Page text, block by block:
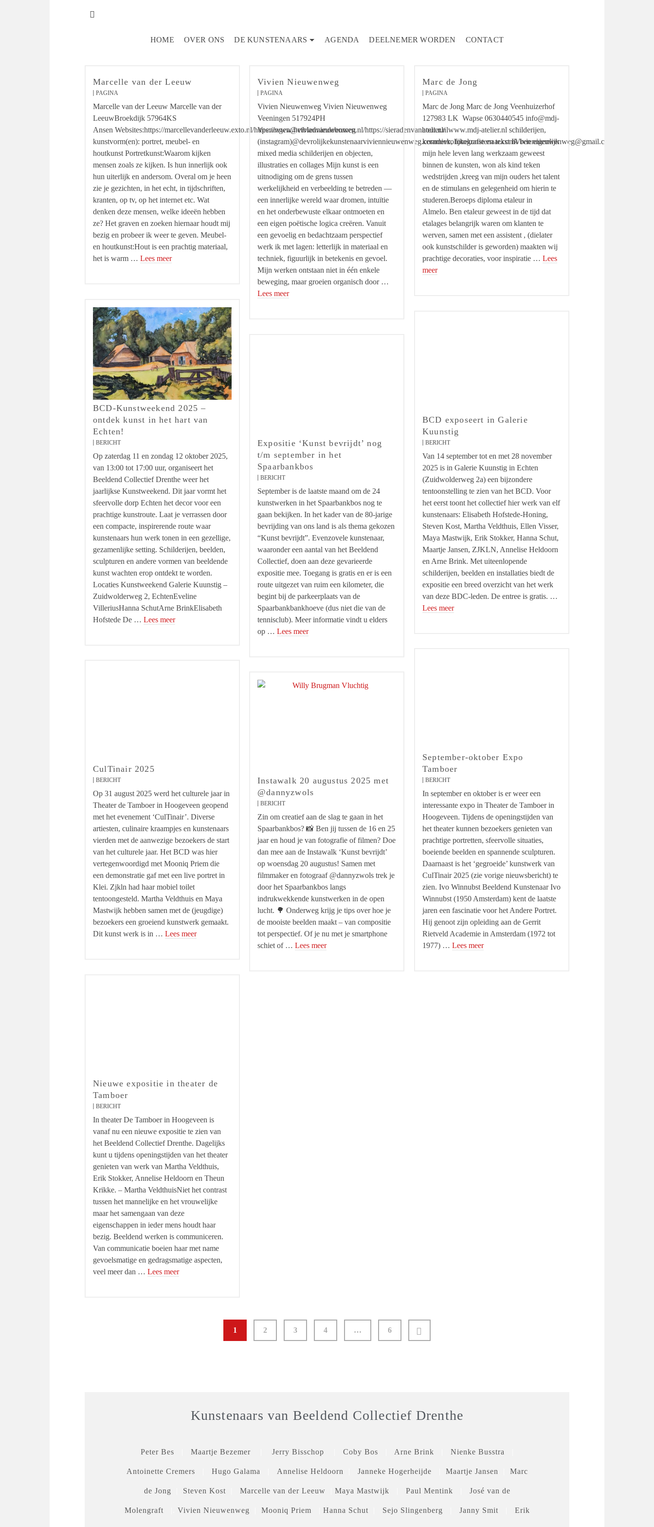
HOME OVER ONS DE KUNSTENAARS AGENDA DEELNEMER WORDEN CONTACT
Marcelle van der Leeuw
PAGINA
Marcelle van der Leeuw Marcelle van der
LeeuwBroekdijk 57964KS
Ansen Websites:https://marcellevanderleeuw.exto.nl/https://www.hetbladvandebomen.nl/https://sieradenvanhout.nl/
kunstvorm(en): portret, meubel- en
houtkunst Portretkunst:Waarom kijken
mensen zoals ze kijken. Is hun innerlijk ook
hun uiterlijk en andersom. Overal om je heen
zie je gezichten, in het echt, in tijdschriften,
kranten, op tv, op het internet etc. Wat
denken deze mensen, welke ideeën hebben
ze? Het graven en zoeken hiernaar houdt mij
bezig en probeer ik weer te geven. Meubel-
en houtkunst:Hout is een prachtig materiaal,
het is warm … Lees meer
Vivien Nieuwenweg
PAGINA
Vivien Nieuwenweg Vivien Nieuwenweg
Veeningen 517924PH
Veeningen@viviennieuwenweg
(instagram)@devrolijkekunstenaarviviennieuwenweg.comdevrolijkekunstenaar.comViviennieuwenweg@gmail.com
mixed media schilderijen en objecten,
illustraties en collages Mijn kunst is een
uitnodiging om de grens tussen
werkelijkheid en verbeelding te betreden —
een innerlijke wereld waar dromen, intuïtie
en het onderbewuste elkaar ontmoeten en
een eigen poëtische logica creëren. Vanuit
een gevoelig en bedachtzaam perspectief
werk ik met lagen: letterlijk in materiaal en
techniek, figuurlijk in betekenis en gevoel.
Mijn werken ontstaan niet in één enkele
beweging, maar groeien organisch door …
Lees meer
Marc de Jong
PAGINA
Marc de Jong Marc de Jong Veenhuizerhof
127983 LK Wapse 0630440545 info@mdj-
atelier.nlwww.mdj-atelier.nl schilderijen,
keramiek, fotografie en tekst Ik ben eigenlijk
mijn hele leven lang werkzaam geweest
binnen de kunsten, won als kind teken
wedstrijden ,kreeg van mijn ouders het talent
en de stimulans en gelegenheid om hierin te
studeren.Beroeps diploma etaleur in
Almelo. Ben etaleur geweest in de tijd dat
etalages belangrijk waren om klanten te
werven, samen met een assistent , (dielater
ook kunstschilder is geworden) maakten wij
prachtige decoraties, voor inspiratie … Lees
meer
BCD-Kunstweekend 2025 –
ontdek kunst in het hart van
Echten!
BERICHT
Op zaterdag 11 en zondag 12 oktober 2025,
van 13:00 tot 17:00 uur, organiseert het
Beeldend Collectief Drenthe weer het
jaarlijkse Kunstweekend. Dit jaar vormt het
sfeervolle dorp Echten het decor voor een
prachtige kunstroute. Laat je verrassen door
een compacte, inspirerende route waar
kunstenaars hun werk tonen in een gezellige,
gezamenlijke setting. Schilderijen, beelden,
sculpturen en andere vormen van beeldende
kunst wachten erop ontdekt te worden.
Locaties Kunstweekend Galerie Kuunstig –
Zuidwolderweg 2, EchtenEveline
VilleriusHanna SchutArne BrinkElisabeth
Hofstede De … Lees meer
BCD exposeert in Galerie
Kuunstig
BERICHT
Van 14 september tot en met 28 november
2025 is in Galerie Kuunstig in Echten
(Zuidwolderweg 2a) een bijzondere
tentoonstelling te zien van het BCD. Voor
het eerst toont het collectief hier werk van elf
kunstenaars: Elisabeth Hofstede-Honing,
Steven Kost, Martha Veldthuis, Ellen Visser,
Maya Mastwijk, Erik Stokker, Hanna Schut,
Maartje Jansen, ZJKLN, Annelise Heldoorn
en Arne Brink. Met uiteenlopende
schilderijen, beelden en installaties biedt de
expositie een breed overzicht van het werk
van deze BDC-leden. De entree is gratis. …
Lees meer
Expositie ‘Kunst bevrijdt’ nog
t/m september in het
Spaarbankbos
BERICHT
September is de laatste maand om de 24
kunstwerken in het Spaarbankbos nog te
gaan bekijken. In het kader van de 80-jarige
bevrijding van ons land is als thema gekozen
“Kunst bevrijdt”. Evenzovele kunstenaar,
waaronder een aantal van het Beeldend
Collectief, doen aan deze gevarieerde
expositie mee. Toegang is gratis en er is een
route uitgezet van ruim een kilometer, die
begint bij de parkeerplaats van de
Spaarbankbankhoeve (dus niet die van de
tennisclub). Meer informatie vindt u elders
op … Lees meer
September-oktober Expo
Tamboer
BERICHT
In september en oktober is er weer een
interessante expo in Theater de Tamboer in
Hoogeveen. Tijdens de openingstijden van
het theater kunnen bezoekers genieten van
prachtige portretten, sfeervolle situaties,
boeiende beelden en spannende sculpturen.
Daarnaast is het ‘gegroeide’ kunstwerk van
CulTinair 2025 (zie vorige nieuwsbericht) te
zien. Ivo Winnubst Beeldend Kunstenaar Ivo
Winnubst (1950 Amsterdam) kent de laatste
jaren een fascinatie voor het Andere Portret.
Hij genoot zijn opleiding aan de Gerrit
Rietveld Academie in Amsterdam (1972 tot
1977) … Lees meer
CulTinair 2025
BERICHT
Op 31 august 2025 werd het culturele jaar in
Theater de Tamboer in Hoogeveen geopend
met het evenement ‘CulTinair’. Diverse
artiesten, culinaire kraampjes en kunstenaars
vierden met de aanwezige bezoekers de start
van het culturele jaar. Het BCD was hier
vertegenwoordigd met Mooniq Priem die
een demonstratie gaf met een live portret in
Klei. Zjkln had haar mobiel toilet
tentoongesteld. Martha Veldthuis en Maya
Mastwijk hebben samen met de (jeugdige)
bezoekers een groeiend kunstwerk gemaakt.
Dit kunst werk is in … Lees meer
Instawalk 20 augustus 2025 met
@dannyzwols
BERICHT
Zin om creatief aan de slag te gaan in het
Spaarbankbos? 📸 Ben jij tussen de 16 en 25
jaar en houd je van fotografie of filmen? Doe
dan mee aan de Instawalk ‘Kunst bevrijdt’
op woensdag 20 augustus! Samen met
filmmaker en fotograaf @dannyzwols trek je
door het Spaarbankbos langs
indrukwekkende kunstwerken in de open
lucht. 🌳 Onderweg krijg je tips over hoe je
de mooiste beelden maakt – van compositie
tot perspectief. Of je nu met je smartphone
schiet of … Lees meer
Nieuwe expositie in theater de
Tamboer
BERICHT
In theater De Tamboer in Hoogeveen is
vanaf nu een nieuwe expositie te zien van
het Beeldend Collectief Drenthe. Dagelijks
kunt u tijdens openingstijden van het theater
genieten van werk van Martha Veldthuis,
Erik Stokker, Annelise Heldoorn en Theun
Krikke. – Martha VeldthuisNiet het contrast
tussen het mannelijke en het vrouwelijke
maar het samengaan van deze
eigenschappen in ieder mens houdt haar
bezig. Beeldend werken is communiceren.
Van communicatie boeien haar met name
gevoelsmatige en gedragsmatige aspecten,
veel meer dan … Lees meer
1 2 3 4 … 6
Kunstenaars van Beeldend Collectief Drenthe
Peter Bes Maartje Bezemer| Jerry Bisschop Coby Bos Arne Brink Nienke Busstra
Antoinette Cremers Hugo Galama Annelise Heldoorn Janneke Hogerheijde Maartje Jansen Marc
de Jong Steven Kost| Marcelle van der Leeuw Maya Mastwijk Paul Mentink José van de
Molengraft|. Vivien Nieuwenweg Mooniq Priem Hanna Schut| Sejo Slingenberg Janny Smit| Erik